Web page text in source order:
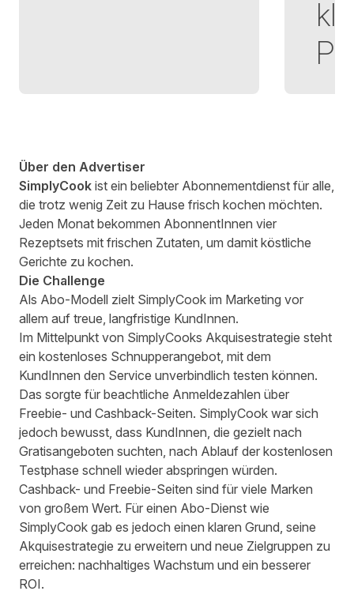
Über den Advertiser
SimplyCook ist ein beliebter Abonnementdienst für alle,
die trotz wenig Zeit zu Hause frisch kochen möchten.
Jeden Monat bekommen AbonnentInnen vier
Rezeptsets mit frischen Zutaten, um damit köstliche
Gerichte zu kochen.
Die Challenge
Als Abo-Modell zielt SimplyCook im Marketing vor
allem auf treue, langfristige KundInnen.
Im Mittelpunkt von SimplyCooks Akquisestrategie steht
ein kostenloses Schnupperangebot, mit dem
KundInnen den Service unverbindlich testen können.
Das sorgte für beachtliche Anmeldezahlen über
Freebie- und Cashback-Seiten. SimplyCook war sich
jedoch bewusst, dass KundInnen, die gezielt nach
Gratisangeboten suchten, nach Ablauf der kostenlosen
Testphase schnell wieder abspringen würden.
Cashback- und Freebie-Seiten sind für viele Marken
von großem Wert. Für einen Abo-Dienst wie
SimplyCook gab es jedoch einen klaren Grund, seine
Akquisestrategie zu erweitern und neue Zielgruppen zu
erreichen: nachhaltiges Wachstum und ein besserer
ROI.